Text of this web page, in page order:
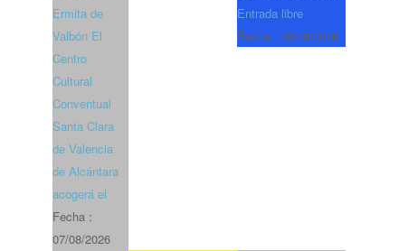
Ermita de
Valbón El
Centro
Cultural
Conventual
Santa Clara
de Valencia
de Alcántara
acogerá el
Fecha :
07/08/2026
Entrada libre
Fecha : 09/08/2026